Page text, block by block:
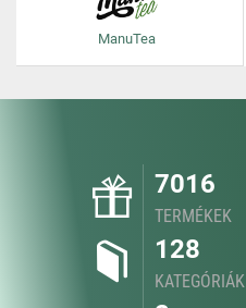
ManuTea
7016
TERMÉKEK
128
KATEGÓRIÁK